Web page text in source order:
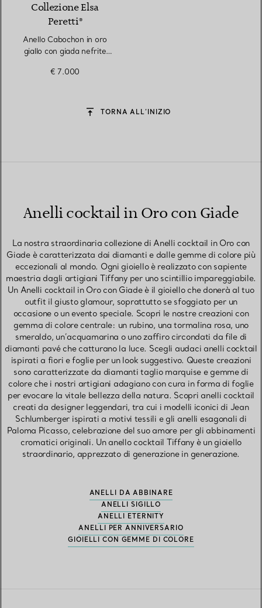
Collezione Elsa
Peretti®
Anello Cabochon in oro
giallo con giada nefrite
€ 7.000
TORNA ALL’INIZIO
Anelli cocktail in Oro con Giade
La nostra straordinaria collezione di Anelli cocktail in Oro con
Giade è caratterizzata dai diamanti e dalle gemme di colore più
eccezionali al mondo. Ogni gioiello è realizzato con sapiente
maestria dagli artigiani Tiffany per uno scintillio impareggiabile.
Un Anelli cocktail in Oro con Giade è il gioiello che donerà al tuo
outfit il giusto glamour, soprattutto se sfoggiato per un
occasione o un evento speciale. Scopri le nostre creazioni con
gemma di colore centrale: un rubino, una tormalina rosa, uno
smeraldo, un’acquamarina o uno zaffiro circondati da file di
diamanti pavé che catturano la luce. Scegli audaci anelli cocktail
ispirati a fiori e foglie per un look suggestivo. Queste creazioni
sono caratterizzate da diamanti taglio marquise e gemme di
colore che i nostri artigiani adagiano con cura in forma di foglie
per evocare la vitale bellezza della natura. Scopri anelli cocktail
creati da designer leggendari, tra cui i modelli iconici di Jean
Schlumberger ispirati a motivi tessili e gli anelli esagonali di
Paloma Picasso, celebrazione del suo amore per gli abbinamenti
cromatici originali. Un anello cocktail Tiffany è un gioiello
straordinario, apprezzato di generazione in generazione.
ANELLI DA ABBINARE
ANELLI SIGILLO
ANELLI ETERNITY
ANELLI PER ANNIVERSARIO
GIOIELLI CON GEMME DI COLORE